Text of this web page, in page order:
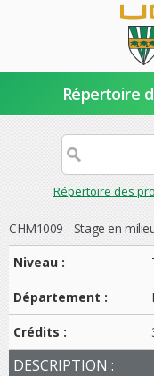
Répertoire
Répertoire des
CHM1009 - Stage en
Niveau :
Département :
Crédits :
DESCRIPTION :